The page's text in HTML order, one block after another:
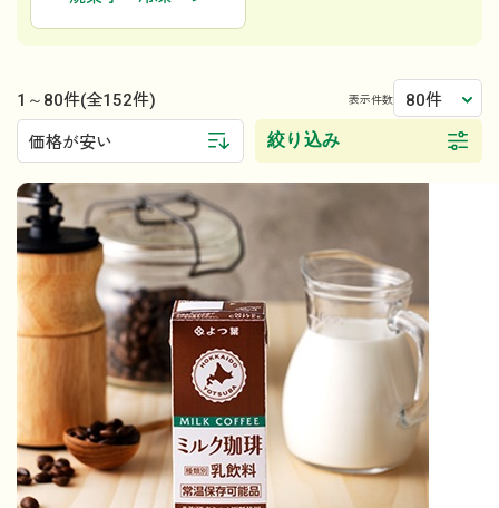
1～80件(全152件) 表示件数 80件
価格が安い 絞り込み